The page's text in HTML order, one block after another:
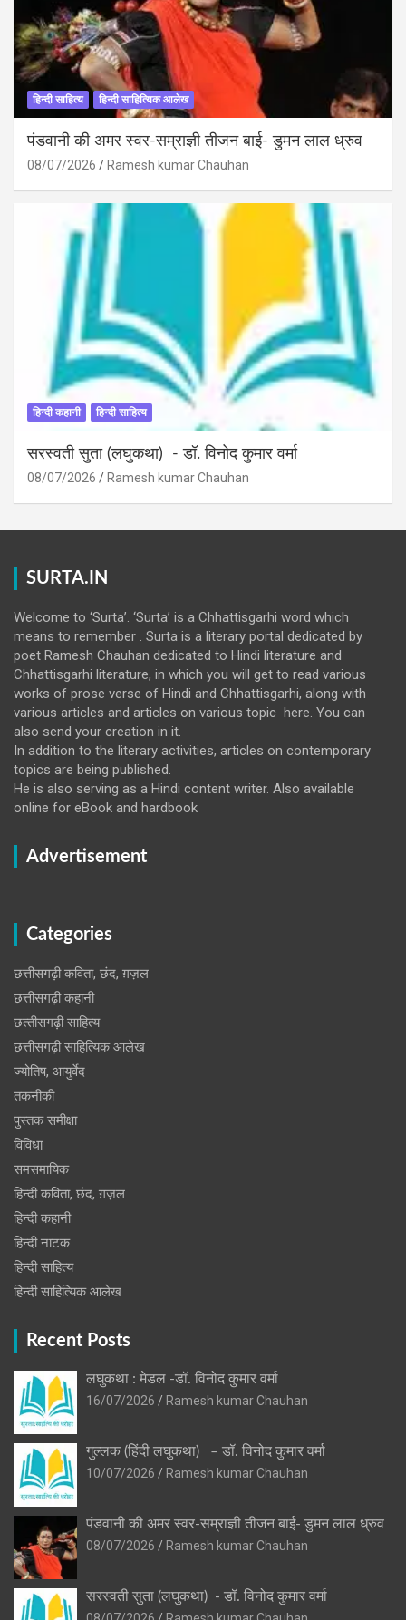
हिन्दी साहित्य हिन्दी साहित्यिक आलेख
पंडवानी की अमर स्वर-सम्राज्ञी तीजन बाई- डुमन लाल ध्रुव
08/07/2026 Ramesh kumar Chauhan
हिन्दी कहानी हिन्दी साहित्य
सरस्वती सुता (लघुकथा) ​- डॉ. विनोद कुमार वर्मा
08/07/2026 Ramesh kumar Chauhan
SURTA.IN
Welcome to ‘Surta’. ‘Surta’ is a Chhattisgarhi word which
means to remember . Surta is a literary portal dedicated by
poet Ramesh Chauhan dedicated to Hindi literature and
Chhattisgarhi literature, in which you will get to read various
works of prose verse of Hindi and Chhattisgarhi, along with
various articles and articles on various topic here. You can
also send your creation in it.
In addition to the literary activities, articles on contemporary
topics are being published.
He is also serving as a Hindi content writer. Also available
online for eBook and hardbook
Advertisement
Categories
छत्तीसगढ़ी कविता, छंद, ग़ज़ल
छत्तीसगढ़ी कहानी
छत्‍तीसगढ़ी साहित्‍य
छत्तीसगढ़ी साहित्यिक आलेख
ज्योतिष, आयुर्वेद
तकनीकी
पुस्‍तक समीक्षा
विविधा
समसमायिक
हिन्दी कविता, छंद, ग़ज़ल
हिन्दी कहानी
हिन्‍दी नाटक
हिन्दी साहित्य
हिन्दी साहित्यिक आलेख
Recent Posts
लघुकथा : मेडल -डॉ. विनोद कुमार वर्मा
16/07/2026
Ramesh kumar Chauhan
गुल्लक (हिंदी लघुकथा) – डॉ. विनोद कुमार वर्मा
10/07/2026
Ramesh kumar Chauhan
पंडवानी की अमर स्वर-सम्राज्ञी तीजन बाई- डुमन लाल ध्रुव
08/07/2026
Ramesh kumar Chauhan
सरस्वती सुता (लघुकथा) ​- डॉ. विनोद कुमार वर्मा